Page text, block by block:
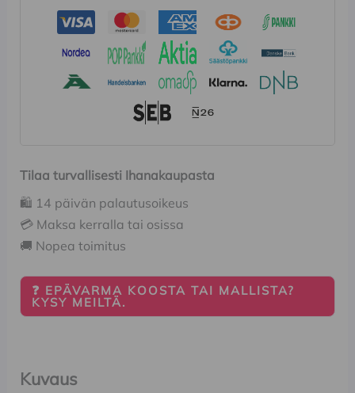
Tilaa turvallisesti Ihanakaupasta
🛍️ 14 päivän palautusoikeus
💳 Maksa kerralla tai osissa
🚚 Nopea toimitus
❓ EPÄVARMA KOOSTA TAI MALLISTA?
KYSY MEILTÄ.
Kuvaus